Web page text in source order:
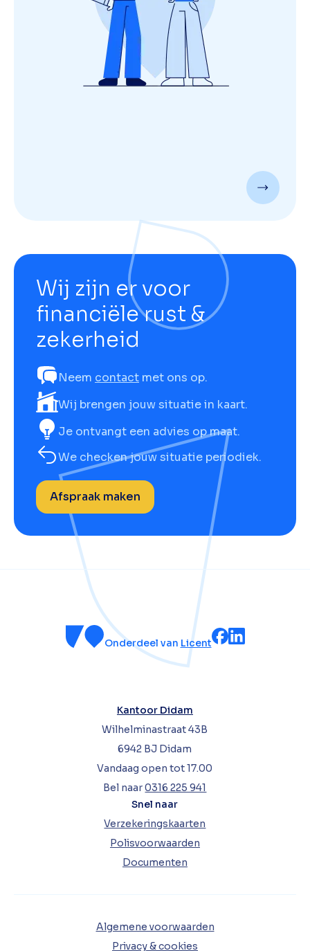
Wij zijn er voor
financiële rust &
zekerheid
Neem contact met ons op.
Wij brengen jouw situatie in kaart.
Je ontvangt een advies op maat.
We checken jouw situatie periodiek.
Afspraak maken
Onderdeel van Licent
Kantoor Didam
Wilhelminastraat 43B
6942 BJ Didam
Vandaag open tot 17.00
Bel naar0316 225 941
Snel naar
Verzekeringskaarten
Polisvoorwaarden
Documenten
Algemene voorwaarden
Privacy & cookies